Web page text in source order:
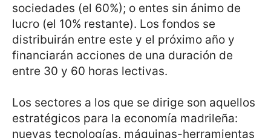
sociedades (el 60%); o entes sin ánimo de
lucro (el 10% restante). Los fondos se
distribuirán entre este y el próximo año y
financiarán acciones de una duración de
entre 30 y 60 horas lectivas.
Los sectores a los que se dirige son aquellos
estratégicos para la economía madrileña:
nuevas tecnologías, máquinas-herramientas